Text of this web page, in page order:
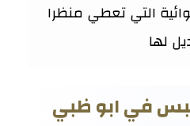
التي تعطي منظرا
لها
في ابو ظبي